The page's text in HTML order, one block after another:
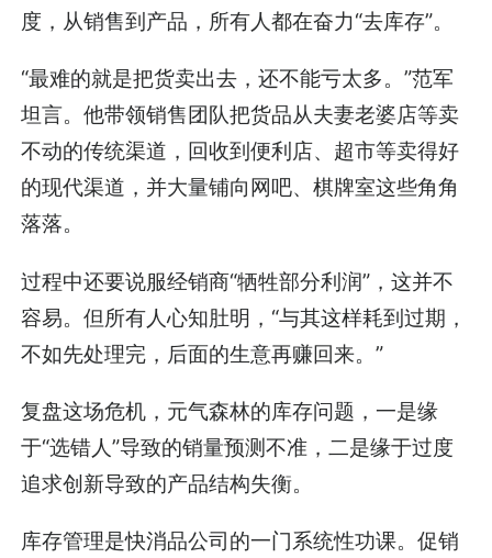
度，从销售到产品，所有人都在奋力“去库存”。
“最难的就是把货卖出去，还不能亏太多。”范军
坦言。他带领销售团队把货品从夫妻老婆店等卖
不动的传统渠道，回收到便利店、超市等卖得好
的现代渠道，并大量铺向网吧、棋牌室这些角角
落落。
过程中还要说服经销商“牺牲部分利润”，这并不
容易。但所有人心知肚明，“与其这样耗到过期，
不如先处理完，后面的生意再赚回来。”
复盘这场危机，元气森林的库存问题，一是缘
于“选错人”导致的销量预测不准，二是缘于过度
追求创新导致的产品结构失衡。
库存管理是快消品公司的一门系统性功课。促销